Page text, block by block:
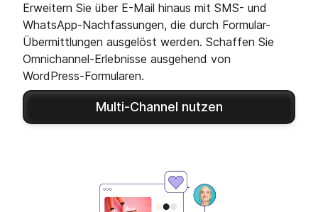
Erweitern Sie über E-Mail hinaus mit SMS- und
WhatsApp-Nachfassungen, die durch Formular-
Übermittlungen ausgelöst werden. Schaffen Sie
Omnichannel-Erlebnisse ausgehend von
WordPress-Formularen.
Multi-Channel nutzen